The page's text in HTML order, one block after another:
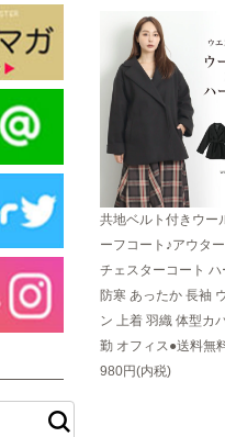
共地ベルト付きウー
ーフコート♪アウタ
チェスターコート ハ
防寒 あったか 長袖
ン 上着 羽織 体型カ
勤 オフィス●送料無
980円(内税)